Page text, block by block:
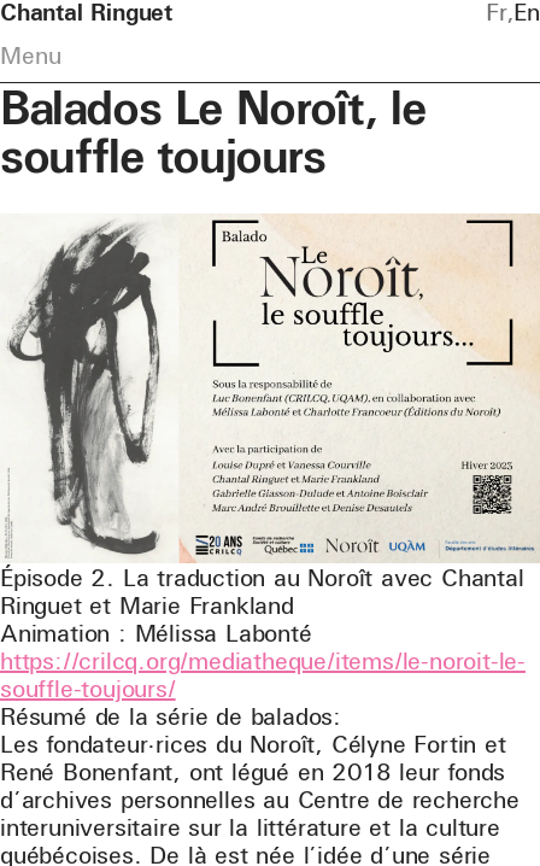
Chantal Ringuet
Menu
Fr En
Balados Le Noroît, le
souffle toujours
Épisode 2. La traduction au Noroît avec Chantal
Ringuet et Marie Frankland
Animation : Mélissa Labonté
https://crilcq.org/mediatheque/items/le-noroit-le-
souffle-toujours/
Résumé de la série de balados:
Les fondateur·rices du Noroît, Célyne Fortin et
René Bonenfant, ont légué en 2018 leur fonds
d’archives personnelles au Centre de recherche
interuniversitaire sur la littérature et la culture
québécoises. De là est née l’idée d’une série